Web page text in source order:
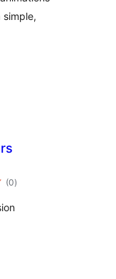
(0कुल
रेटिङ्गहरू
)